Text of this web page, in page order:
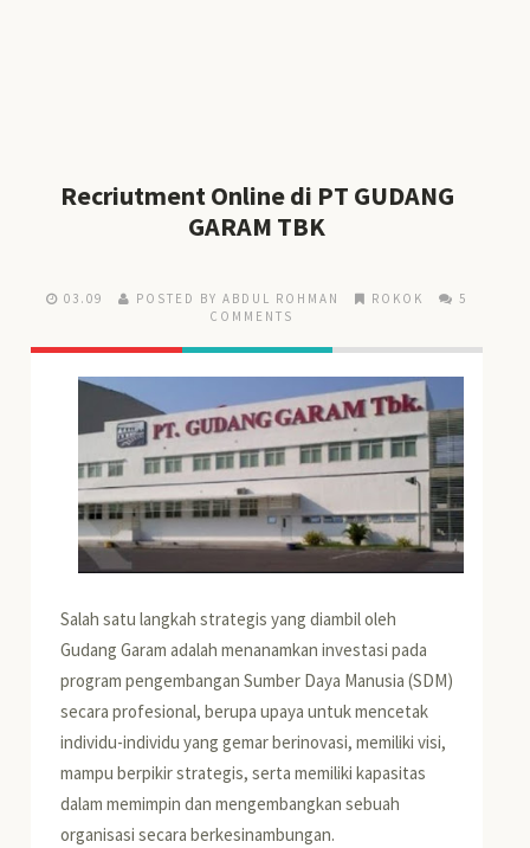
Recriutment Online di PT GUDANG
GARAM TBK
03.09 POSTED BY ABDUL ROHMAN ROKOK
5
COMMENTS
Salah satu langkah strategis yang diambil oleh
Gudang Garam adalah menanamkan investasi pada
program pengembangan Sumber Daya Manusia (SDM)
secara profesional, berupa upaya untuk mencetak
individu-individu yang gemar berinovasi, memiliki visi,
mampu berpikir strategis, serta memiliki kapasitas
dalam memimpin dan mengembangkan sebuah
organisasi secara berkesinambungan.